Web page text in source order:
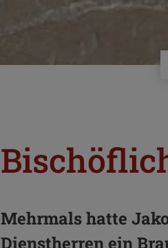
Mehrmals hatte
Dienstherren ein